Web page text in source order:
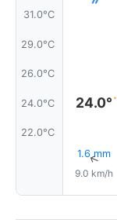
31.0°C
29.0°C
26.0°C
24.0°C
22.0°C
24.0°
1.6 mm
↑
9.0 km/h